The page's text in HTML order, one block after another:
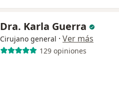
Dra. Karla Guerra
Cirujano general · Ver más
129 opiniones